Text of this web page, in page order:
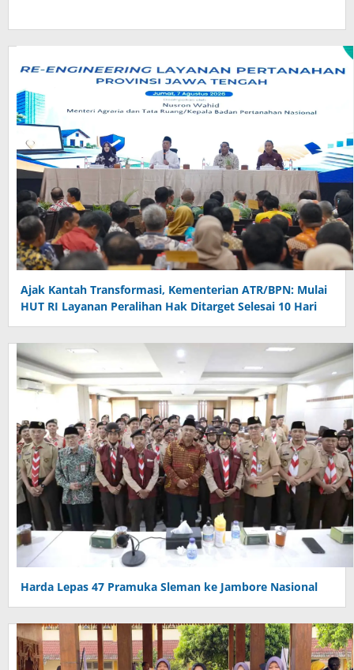
Ajak Kantah Transformasi, Kementerian ATR/BPN: Mulai
HUT RI Layanan Peralihan Hak Ditarget Selesai 10 Hari
Harda Lepas 47 Pramuka Sleman ke Jambore Nasional